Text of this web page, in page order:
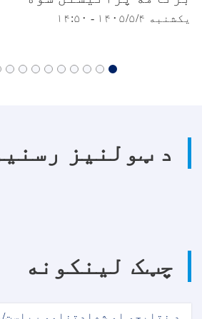
یکشنبه ۱۴۰۵/۵/۴ - ۱۴:۵۰
د ټولنیز
چټک لینکونه
د نتایجو او شهادتنامو